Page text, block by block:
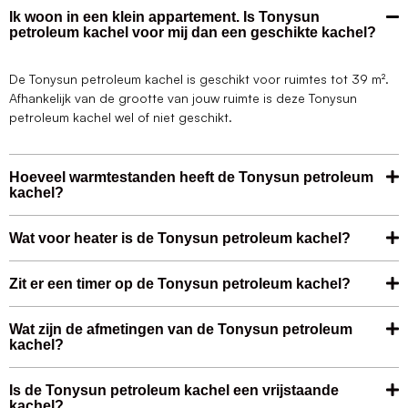
Ik woon in een klein appartement. Is Tonysun
petroleum kachel voor mij dan een geschikte kachel?
De Tonysun petroleum kachel is geschikt voor ruimtes tot 39 m².
Afhankelijk van de grootte van jouw ruimte is deze Tonysun
petroleum kachel wel of niet geschikt.
Hoeveel warmtestanden heeft de Tonysun petroleum
kachel?
Wat voor heater is de Tonysun petroleum kachel?
Zit er een timer op de Tonysun petroleum kachel?
Wat zijn de afmetingen van de Tonysun petroleum
kachel?
Is de Tonysun petroleum kachel een vrijstaande